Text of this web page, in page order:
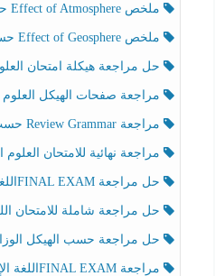
ملخص Effect of Atmosphere حسب الهيكل الوزاري العلوم المتكاملة الصف الخامس انسبير الفصل الثالث
ملخص Effect of Geosphere حسب الهيكل الوزاري العلوم المتكاملة الصف الخامس انسبير الفصل الثالث
حل مراجعة هيكلة امتحان العلوم
مراجعة صفحات الهيكل العلوم المتكاملة
مراجعة Review Grammar حسب الهيكل اللغة الإنجليزية الصف الخامس الفصل الثالث
مراجعة نهائية للامتحان العلوم
حل مراجعة FINAL EXAMاللغة الإنجليزية الصف الخامس الفصل الثالث
حل مراجعة شاملة للامتحان اللغة
حل مراجعة حسب الهيكل الوزاري العلوم
مراجعة FINAL EXAMاللغة الإنجليزية الصف الخامس الفصل الثالث